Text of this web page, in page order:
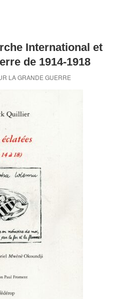
International et
de 1914-1918
LA GRANDE GUERRE